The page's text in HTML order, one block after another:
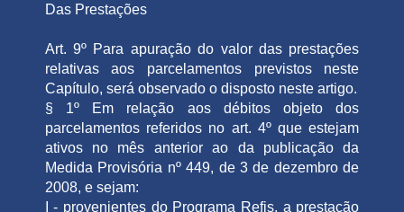
Das Prestações
Art. 9º Para apuração do valor das prestações
relativas aos parcelamentos previstos neste
Capítulo, será observado o disposto neste artigo.
§ 1º Em relação aos débitos objeto dos
parcelamentos referidos no art. 4º que estejam
ativos no mês anterior ao da publicação da
Medida Provisória nº 449, de 3 de dezembro de
2008, e sejam:
I - provenientes do Programa Refis, a prestação